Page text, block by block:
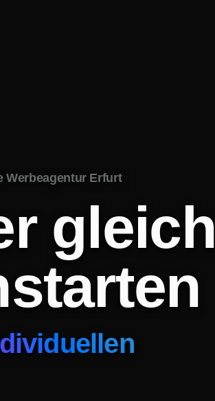
Werbeagentur Erfurt
gleich